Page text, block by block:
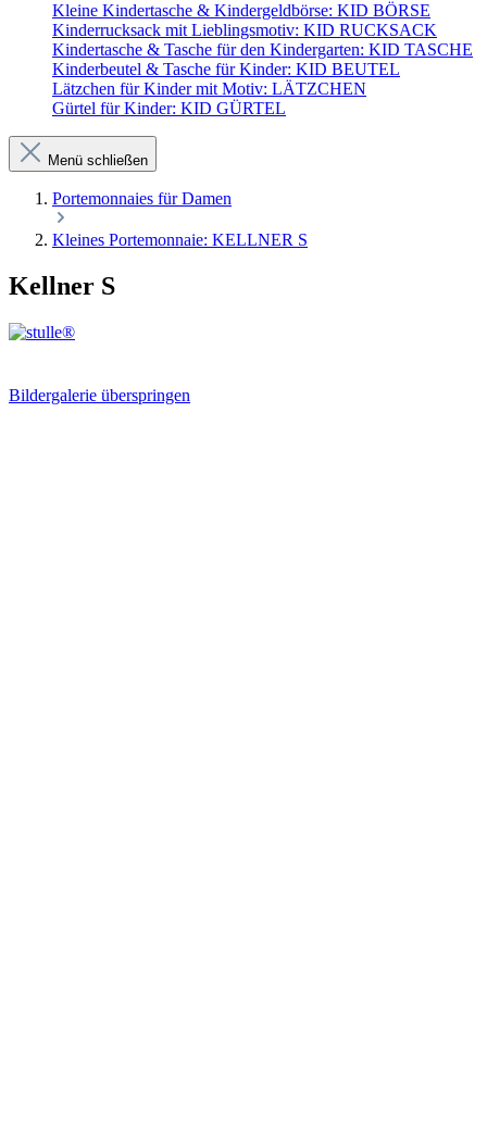
Kleine Kindertasche & Kindergeldbörse: KID BÖRSE
Kinderrucksack mit Lieblingsmotiv: KID RUCKSACK
Kindertasche & Tasche für den Kindergarten: KID TASCHE
Kinderbeutel & Tasche für Kinder: KID BEUTEL
Lätzchen für Kinder mit Motiv: LÄTZCHEN
Gürtel für Kinder: KID GÜRTEL
Menü schließen
Portemonnaies für Damen
Kleines Portemonnaie: KELLNER S
Kellner S
Bildergalerie überspringen